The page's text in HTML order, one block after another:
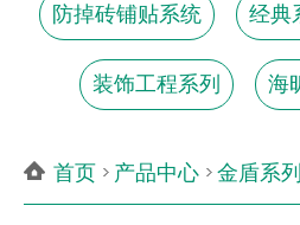
防掉砖铺贴系统 经典
装饰工程系列 海
首页 产品中心 金盾系列